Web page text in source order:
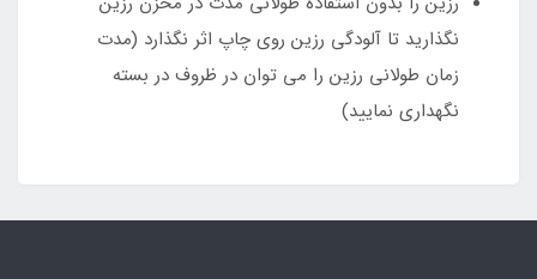
نگذارید تا آلودگی رزین روی چاپ اثر نگذارد (مدت
زمان طولانی رزین را می توان در ظروف در بسته
نگهداری نمایید)